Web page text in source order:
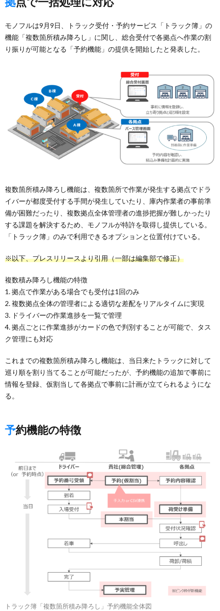
モノフルは9月9日、トラック受付・予約サービス「トラック簿」の
機能「複数箇所積み降ろし」に関し、総合受付で各拠点へ作業の割
り振りが可能となる「予約機能」の提供を開始したと発表した。
複数箇所積み降ろし機能は、複数箇所で作業が発生する拠点でドラ
イバーが都度受付する手間が発生していたり、庫内作業者の事前準
備が困難だったり、複数拠点全体管理者の進捗把握が難しかったり
する課題を解決するため、モノフルが特許を取得し提供している。
「トラック簿」のみで利用できるオプションと位置付けている。
※以下、プレスリリースより引用（一部は編集部で修正）
複数積み降ろし機能の特徴
1. 拠点で作業がある場合でも受付は1回のみ
2. 複数拠点全体の管理者による適切な差配をリアルタイムに実現
3. ドライバーの作業進捗を一覧で管理
4. 拠点ごとに作業進捗がカードの色で判別することが可能で、タス
ク管理にも対応
これまでの複数箇所積み降ろし機能は、当日来たトラックに対して
巡り順を割り当てることが可能だったが、予約機能の追加で事前に
情報を登録、仮割当して各拠点で事前に計画が立てられるようにな
る。
予約機能の特徴
トラック簿「複数箇所積み降ろし」予約機能全体図